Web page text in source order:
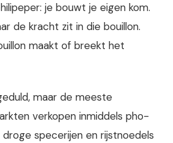
je bouwt je eigen kom.
de kracht zit in die bouillon.
maakt of breekt het
maar de meeste
verkopen inmiddels pho-
specerijen en rijstnoedels